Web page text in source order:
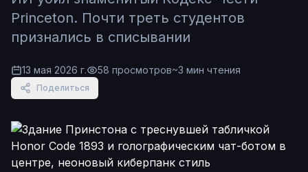
Princeton. Почти треть студентов
признались в списывании
13 мая 2026 г. 58 просмотров~3 мин чтения
Поделиться